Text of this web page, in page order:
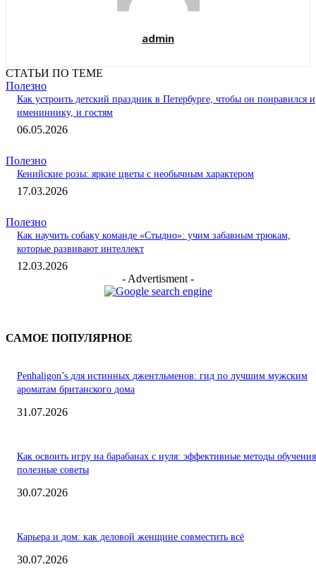
admin
СТАТЬИ ПО ТЕМЕ
Полезно
Как устроить детский праздник в Петербурге, чтобы он понравился и
имениннику, и гостям
06.05.2026
Полезно
Кенийские розы: яркие цветы с необычным характером
17.03.2026
Полезно
Как научить собаку команде «Стыдно»: учим забавным трюкам,
которые развивают интеллект
12.03.2026
- Advertisment -
САМОЕ ПОПУЛЯРНОЕ
Penhaligon’s для истинных джентльменов: гид по лучшим мужским
ароматам британского дома
31.07.2026
Как освоить игру на барабанах с нуля: эффективные методы
полезные советы
30.07.2026
Карьера и дом: как деловой женщине совместить всё
30.07.2026